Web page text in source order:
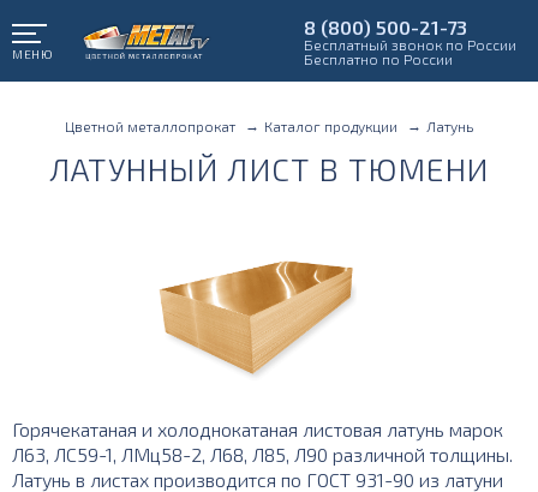
МЕНЮ
8 (800) 500-21-73
Бесплатный звонок по России
Бесплатно по России
Цветной металлопрокат Каталог продукции Латунь
ЛАТУННЫЙ ЛИСТ В ТЮМЕНИ
Горячекатаная и холоднокатаная листовая латунь марок
Л63, ЛС59-1, ЛМц58-2, Л68, Л85, Л90 различной толщины.
Латунь в листах производится по ГОСТ 931-90 из латуни